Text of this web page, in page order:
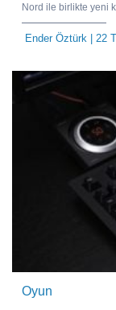
Nord ile birlikte yeni
Ender Öztürk | 22
Oyun